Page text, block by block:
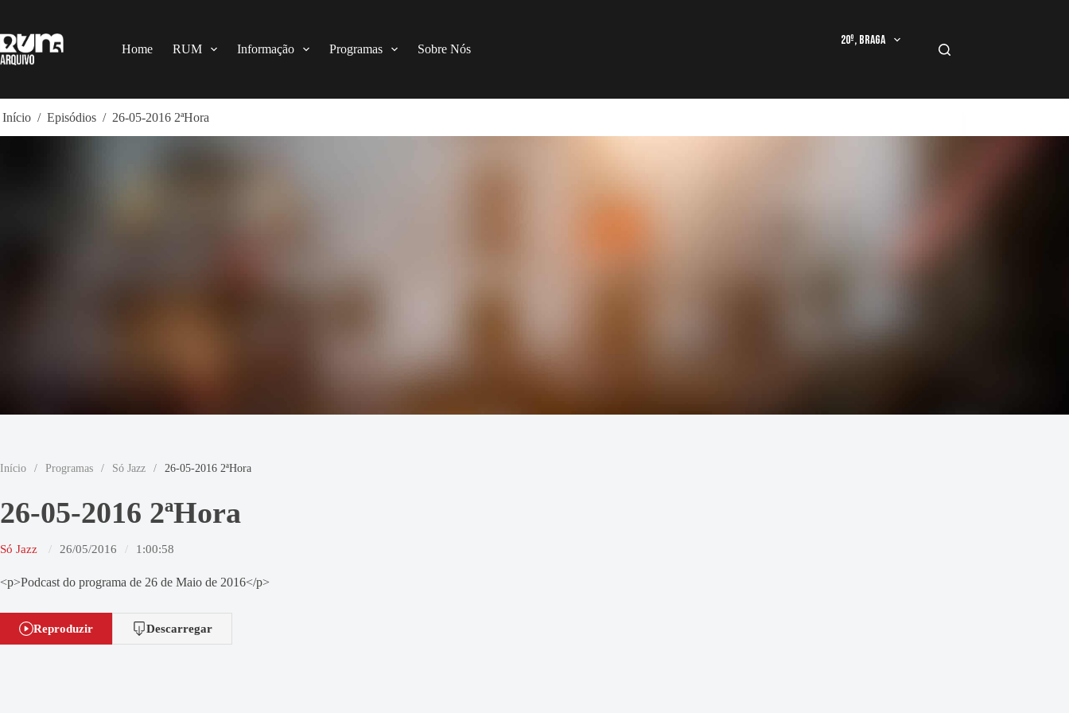
o
conteúdo
Home RUM Informação Programas Sobre Nós
20º, Braga
Início / Episódios / 26-05-2016 2ªHora
Início / Programas / Só Jazz / 26-05-2016 2ªHora
26-05-2016 2ªHora
Só Jazz 26/05/2016 1:00:58
<p>Podcast do programa de 26 de Maio de 2016</p>
Reproduzir Descarregar